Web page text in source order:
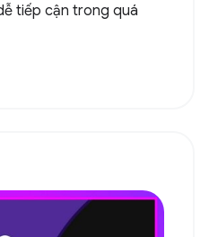
tiếp cận trong quá